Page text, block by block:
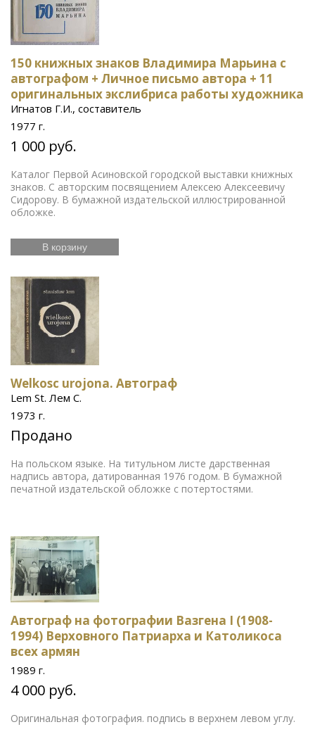
150 книжных знаков Владимира Марьина с
автографом + Личное письмо автора + 11
оригинальных экслибриса работы художника
Игнатов Г.И., составитель
1977 г.
1 000 руб.
Каталог Первой Асиновской городской выставки книжных
знаков. С авторским посвящением Алексею Алексеевичу
Сидорову. В бумажной издательской иллюстрированной
обложке.
В корзину
Welkosc urojona. Автограф
Lem St. Лем С.
1973 г.
Продано
На польском языке. На титульном листе дарственная
надпись автора, датированная 1976 годом. В бумажной
печатной издательской обложке с потертостями.
Автограф на фотографии Вазгена I (1908-
1994) Верховного Патриарха и Католикоса
всех армян
1989 г.
4 000 руб.
Оригинальная фотография. подпись в верхнем левом углу.